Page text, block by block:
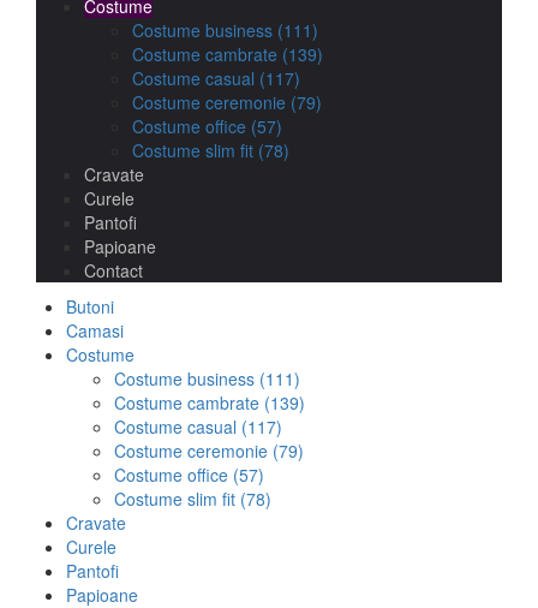
Costume
Costume business (111)
Costume cambrate (139)
Costume casual (117)
Costume ceremonie (79)
Costume office (57)
Costume slim fit (78)
Cravate
Curele
Pantofi
Papioane
Contact
Butoni
Camasi
Costume
Costume business (111)
Costume cambrate (139)
Costume casual (117)
Costume ceremonie (79)
Costume office (57)
Costume slim fit (78)
Cravate
Curele
Pantofi
Papioane